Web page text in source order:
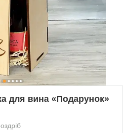
для вина «Подарунок»